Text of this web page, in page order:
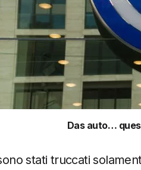
Das auto…
stati truccati